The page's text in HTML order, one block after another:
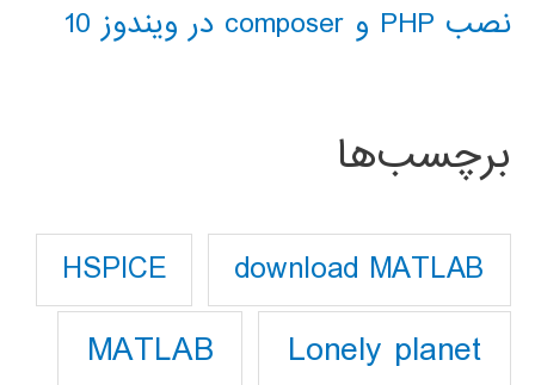
نصب PHP و composer در ویندوز 10
برچسب‌ها
download MATLAB
HSPICE
Lonely planet
MATLAB